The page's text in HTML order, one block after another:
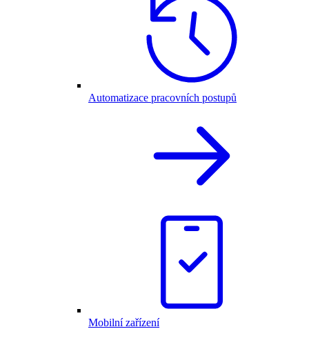
Automatizace pracovních postupů
Mobilní zařízení